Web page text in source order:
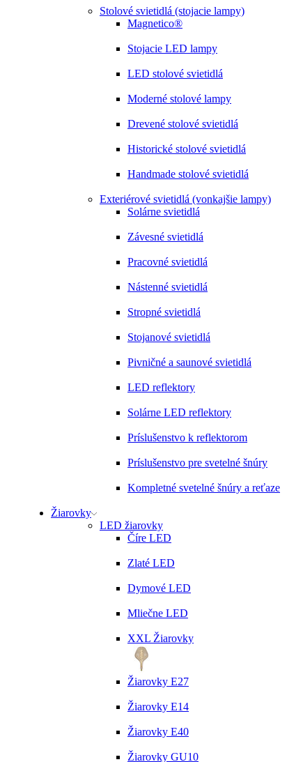
Stolové svietidlá (stojacie lampy)
Magnetico®
Stojacie LED lampy
LED stolové svietidlá
Moderné stolové lampy
Drevené stolové svietidlá
Historické stolové svietidlá
Handmade stolové svietidlá
Exteriérové svietidlá (vonkajšie lampy)
Solárne svietidlá
Závesné svietidlá
Pracovné svietidlá
Nástenné svietidlá
Stropné svietidlá
Stojanové svietidlá
Pivničné a saunové svietidlá
LED reflektory
Solárne LED reflektory
Príslušenstvo k reflektorom
Príslušenstvo pre svetelné šnúry
Kompletné svetelné šnúry a reťaze
Žiarovky
LED žiarovky
Číre LED
Zlaté LED
Dymové LED
Mliečne LED
XXL Žiarovky
Žiarovky E27
Žiarovky E14
Žiarovky E40
Žiarovky GU10